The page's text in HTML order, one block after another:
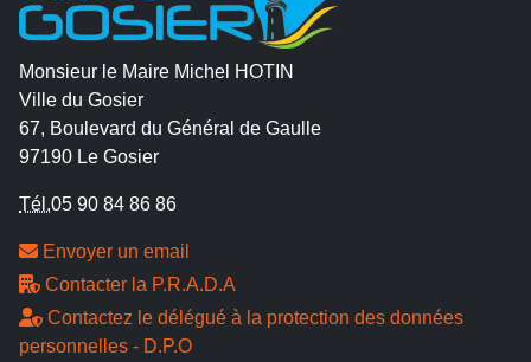
Monsieur le Maire Michel HOTIN
Ville du Gosier
67, Boulevard du Général de Gaulle
97190 Le Gosier
Tél.05 90 84 86 86
Envoyer un email
Contacter la P.R.A.D.A
Contactez le délégué à la protection des données
personnelles - D.P.O